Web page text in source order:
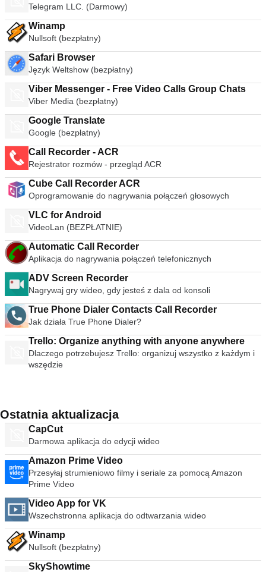
Telegram LLC. (Darmowy)
Winamp
Nullsoft (bezpłatny)
Safari Browser
Język Weltshow (bezpłatny)
Viber Messenger - Free Video Calls Group Chats
Viber Media (bezpłatny)
Google Translate
Google (bezpłatny)
Call Recorder - ACR
Rejestrator rozmów - przegląd ACR
Cube Call Recorder ACR
Oprogramowanie do nagrywania połączeń głosowych
VLC for Android
VideoLan (BEZPŁATNIE)
Automatic Call Recorder
Aplikacja do nagrywania połączeń telefonicznych
ADV Screen Recorder
Nagrywaj gry wideo, gdy jesteś z dala od konsoli
True Phone Dialer Contacts Call Recorder
Jak działa True Phone Dialer?
Trello: Organize anything with anyone anywhere
Dlaczego potrzebujesz Trello: organizuj wszystko z każdym i
wszędzie
Ostatnia aktualizacja
CapCut
Darmowa aplikacja do edycji wideo
Amazon Prime Video
Przesyłaj strumieniowo filmy i seriale za pomocą Amazon
Prime Video
Video App for VK
Wszechstronna aplikacja do odtwarzania wideo
Winamp
Nullsoft (bezpłatny)
SkyShowtime